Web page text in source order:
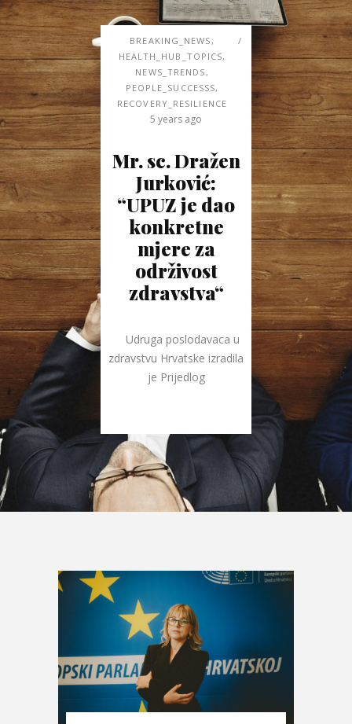
BREAKING_NEWS,
HEALTH_HUB_TOPICS,
NEWS_TRENDS,
PEOPLE_SUCCESSS,
RECOVERY_RESILIENCE
5 years ago
Mr. sc. Dražen
Jurković:
“UPUZ je dao
konkretne
mjere za
održivost
zdravstva“
Udruga poslodavaca u
zdravstvu Hrvatske izradila
je Prijedlog